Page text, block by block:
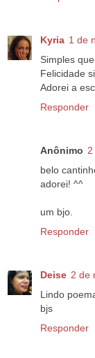
Kyria 1 de
Simples
Felicidade
Adorei a
Responder
Anônimo
belo
adorei! ^^
um bjo.
Responder
Deise 2 de
Lindo
bjs
Responder